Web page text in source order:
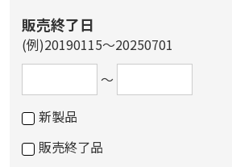
販売終了日
(例)20190115～20250701
～
新製品
販売終了品